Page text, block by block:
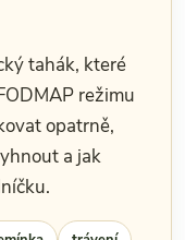
tahák, které
režimu
opatrně,
a jak